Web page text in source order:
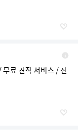
료 견적 서비스 / 전